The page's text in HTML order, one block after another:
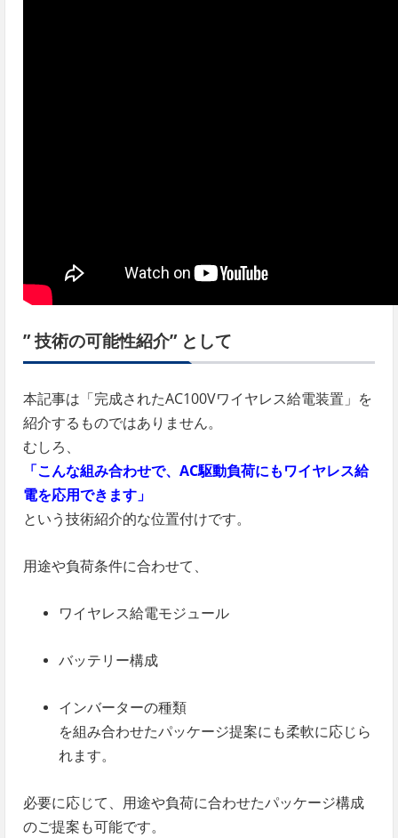
”技術の可能性紹介” として
本記事は「完成されたAC100Vワイヤレス給電装置」を
紹介するものではありません。
むしろ、
「こんな組み合わせで、AC駆動負荷にもワイヤレス給
電を応用できます」
という技術紹介的な位置付けです。
用途や負荷条件に合わせて、
ワイヤレス給電モジュール
バッテリー構成
インバーターの種類
を組み合わせたパッケージ提案にも柔軟に応じら
れます。
必要に応じて、用途や負荷に合わせたパッケージ構成
のご提案も可能です。